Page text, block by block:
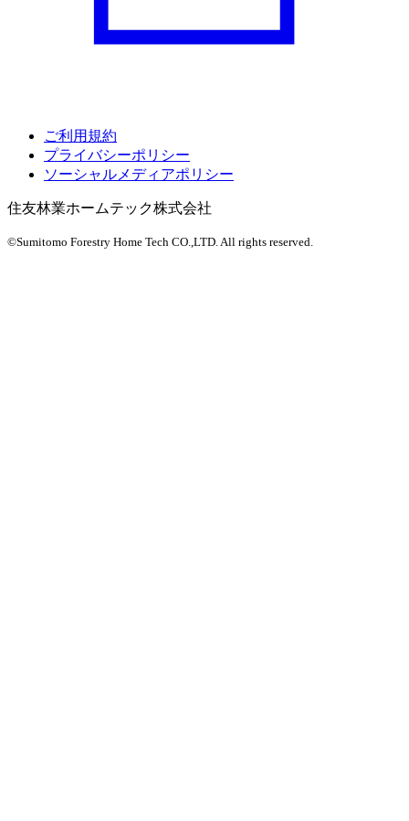
ご利用規約
プライバシーポリシー
ソーシャルメディアポリシー
住友林業ホームテック株式会社
©Sumitomo Forestry Home Tech CO.,LTD. All rights reserved.